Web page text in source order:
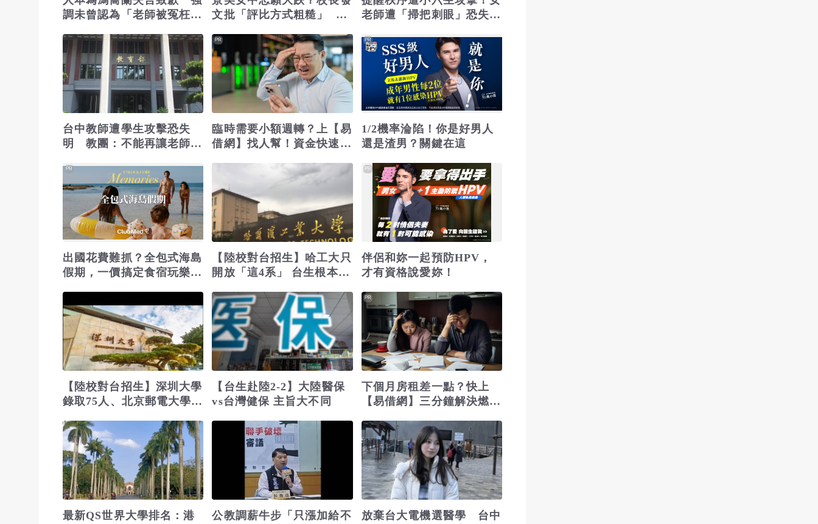
調未曾認為「老師被冤枉沒
文批「評比方式粗糙」 校
老師遭「掃把刺眼」恐失
台中教師遭學生攻擊恐失
明 教團：不能再讓老師用
臨時需要小額週轉？上【易
借網】找人幫！資金快速到
PR
1/2機率淪陷！你是好男人
還是渣男？關鍵在這
PR
出國花費難抓？全包式海島
假期，一價搞定食宿玩樂，
PR
【陸校對台招生】哈工大只
開放「這4系」 台生根本不
伴侶和妳一起預防HPV，
才有資格說愛妳！
PR
【陸校對台招生】深圳大學
錄取75人、北京郵電大學錄
【台生赴陸2-2】大陸醫保
vs台灣健保 主旨大不同
下個月房租差一點？快上
【易借網】三分鐘解決燃眉
PR
最新QS世界大學排名：港 公教調薪牛步「只漲加給不 放棄台大電機選醫學 台中